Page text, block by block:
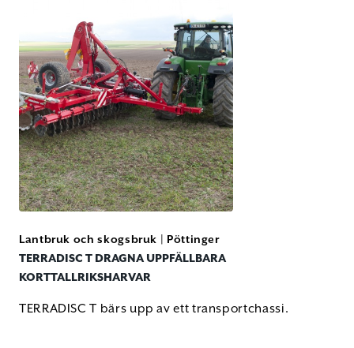
Lantbruk och skogsbruk
Pöttinger
TERRADISC T DRAGNA UPPFÄLLBARA
KORTTALLRIKSHARVAR
TERRADISC T bärs upp av ett transportchassi.